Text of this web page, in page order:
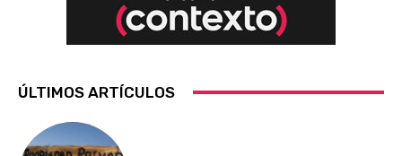
ÚLTIMOS ARTÍCULOS